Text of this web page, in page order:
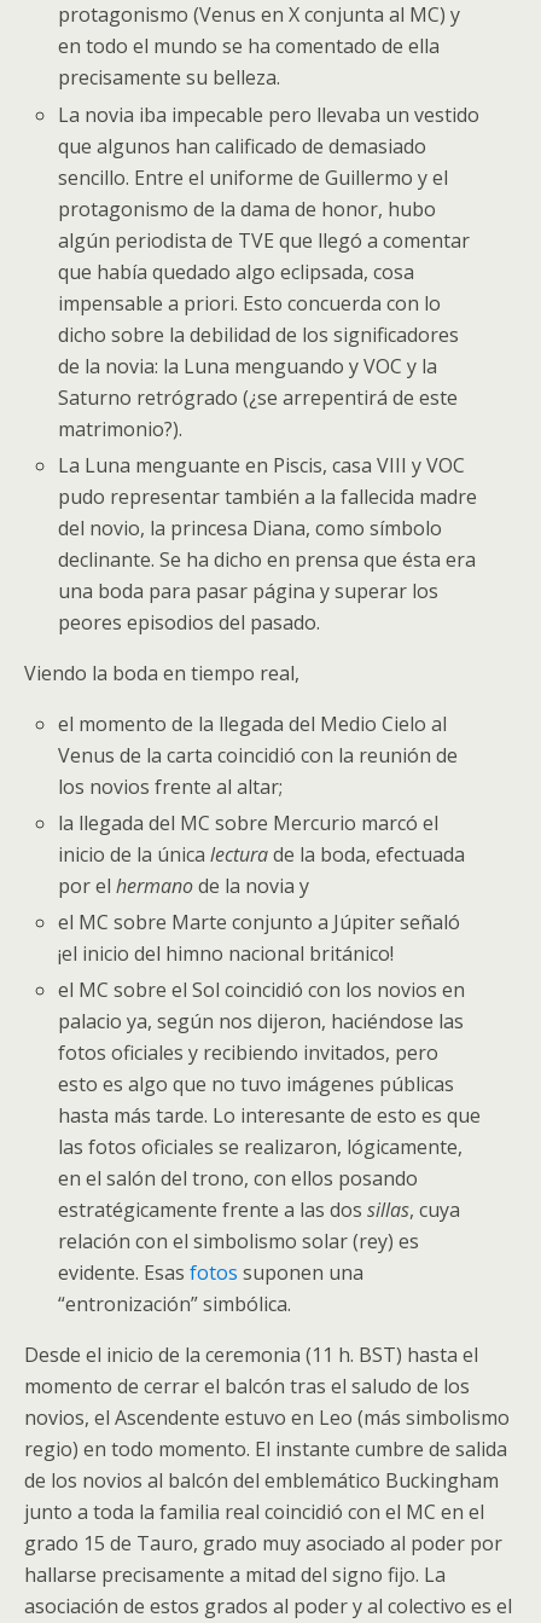
protagonismo (Venus en X conjunta al MC) y
en todo el mundo se ha comentado de ella
precisamente su belleza.
La novia iba impecable pero llevaba un vestido
que algunos han calificado de demasiado
sencillo. Entre el uniforme de Guillermo y el
protagonismo de la dama de honor, hubo
algún periodista de TVE que llegó a comentar
que había quedado algo eclipsada, cosa
impensable a priori. Esto concuerda con lo
dicho sobre la debilidad de los significadores
de la novia: la Luna menguando y VOC y la
Saturno retrógrado (¿se arrepentirá de este
matrimonio?).
La Luna menguante en Piscis, casa VIII y VOC
pudo representar también a la fallecida madre
del novio, la princesa Diana, como símbolo
declinante. Se ha dicho en prensa que ésta era
una boda para pasar página y superar los
peores episodios del pasado.
Viendo la boda en tiempo real,
el momento de la llegada del Medio Cielo al
Venus de la carta coincidió con la reunión de
los novios frente al altar;
la llegada del MC sobre Mercurio marcó el
inicio de la únicalecturade la boda, efectuada
por elhermanode la novia y
el MC sobre Marte conjunto a Júpiter señaló
¡el inicio del himno nacional británico!
el MC sobre el Sol coincidió con los novios en
palacio ya, según nos dijeron, haciéndose las
fotos oficiales y recibiendo invitados, pero
esto es algo que no tuvo imágenes públicas
hasta más tarde. Lo interesante de esto es que
las fotos oficiales se realizaron, lógicamente,
en el salón del trono, con ellos posando
estratégicamente frente a las dossillas, cuya
relación con el simbolismo solar (rey) es
evidente. Esasfotos suponen una
“entronización” simbólica.
Desde el inicio de la ceremonia (11 h. BST) hasta el
momento de cerrar el balcón tras el saludo de los
novios, el Ascendente estuvo en Leo (más simbolismo
regio) en todo momento. El instante cumbre de salida
de los novios al balcón del emblemático Buckingham
junto a toda la familia real coincidió con el MC en el
grado 15 de Tauro, grado muy asociado al poder por
hallarse precisamente a mitad del signo fijo. La
asociación de estos grados al poder y al colectivo es el